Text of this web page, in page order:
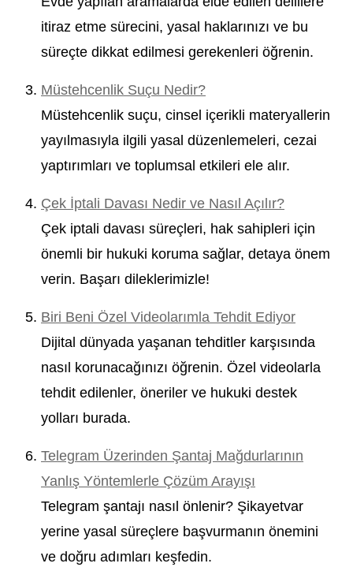
itiraz etme sürecini, yasal haklarınızı ve bu
süreçte dikkat edilmesi gerekenleri öğrenin.
Müstehcenlik Suçu Nedir?
Müstehcenlik suçu, cinsel içerikli materyallerin
yayılmasıyla ilgili yasal düzenlemeleri, cezai
yaptırımları ve toplumsal etkileri ele alır.
Çek İptali Davası Nedir ve Nasıl Açılır?
Çek iptali davası süreçleri, hak sahipleri için
önemli bir hukuki koruma sağlar, detaya önem
verin. Başarı dileklerimizle!
Biri Beni Özel Videolarımla Tehdit Ediyor
Dijital dünyada yaşanan tehditler karşısında
nasıl korunacağınızı öğrenin. Özel videolarla
tehdit edilenler, öneriler ve hukuki destek
yolları burada.
Telegram Üzerinden Şantaj Mağdurlarının
Yanlış Yöntemlerle Çözüm Arayışı
Telegram şantajı nasıl önlenir? Şikayetvar
yerine yasal süreçlere başvurmanın önemini
ve doğru adımları keşfedin.